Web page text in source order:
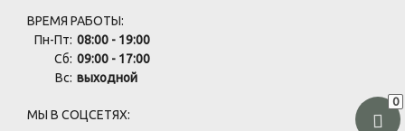
0
ВРЕМЯ РАБОТЫ:
Пн-Пт: 08:00 - 19:00
Сб: 09:00 - 17:00
Вс: выходной
МЫ В СОЦСЕТЯХ: